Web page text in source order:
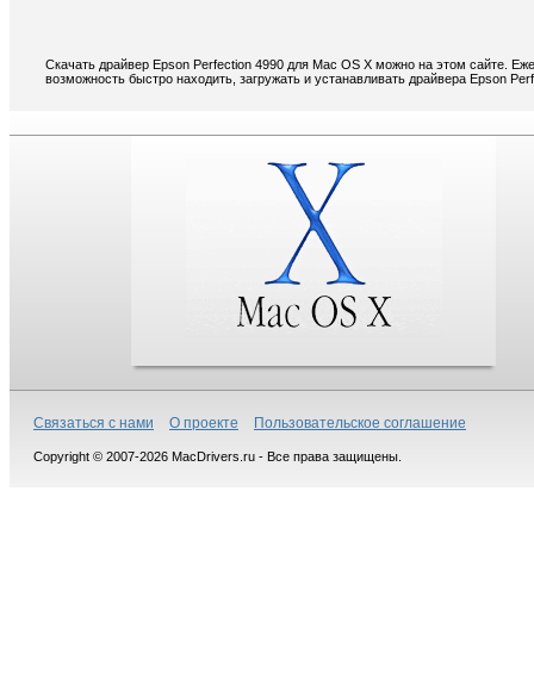
Скачать драйвер Epson Perfection 4990 для Mac OS X можно на этом сайте.
возможность быстро находить, загружать и устанавливать драйвера Epson
Связаться с нами О проекте Пользовательское соглашение
Copyright © 2007-2026 MacDrivers.ru - Все права защищены.